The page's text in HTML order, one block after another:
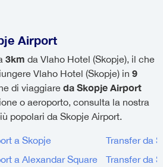
Airport
3km da Vlaho Hotel (Skopje), il che
Vlaho Hotel (Skopje) in 9
di viaggiare da Skopje Airport
o aeroporto, consulta la nostra
popolari da Skopje Airport.
a Skopje
Transfer da
a Alexandar Square
Transfer da